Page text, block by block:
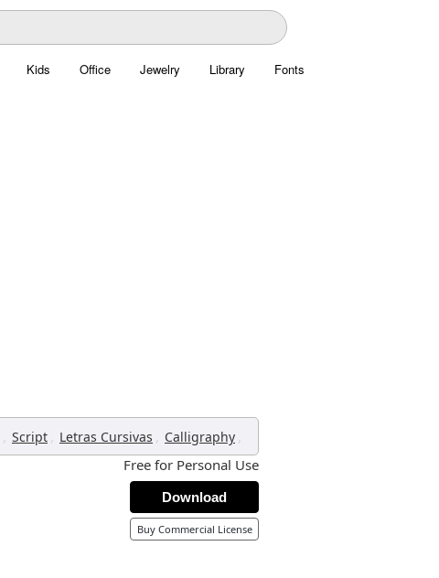
Kids Office Jewelry Library Fonts
, Script , Letras Cursivas , Calligraphy ,
Free for Personal Use
Download
Buy Commercial License